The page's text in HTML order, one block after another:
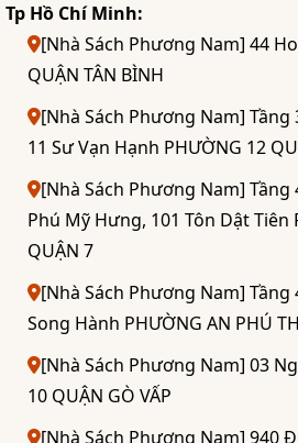
Tp Hồ Chí Minh:
[Nhà Sách Phương Nam] 44
QUẬN TÂN BÌNH
[Nhà Sách Phương Nam] Tầng
11 Sư Vạn Hạnh PHƯỜNG 12
[Nhà Sách Phương Nam] Tầng
Phú Mỹ Hưng, 101 Tôn Dật Tiên
QUẬN 7
[Nhà Sách Phương Nam] Tầng
Song Hành PHƯỜNG AN PHÚ
[Nhà Sách Phương Nam] 03
10 QUẬN GÒ VẤP
[Nhà Sách Phương Nam] 940